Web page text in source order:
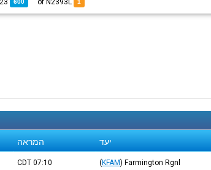
1
600
יעד המראה
Farmington Rgnl
(KFAM)
07:10
CDT